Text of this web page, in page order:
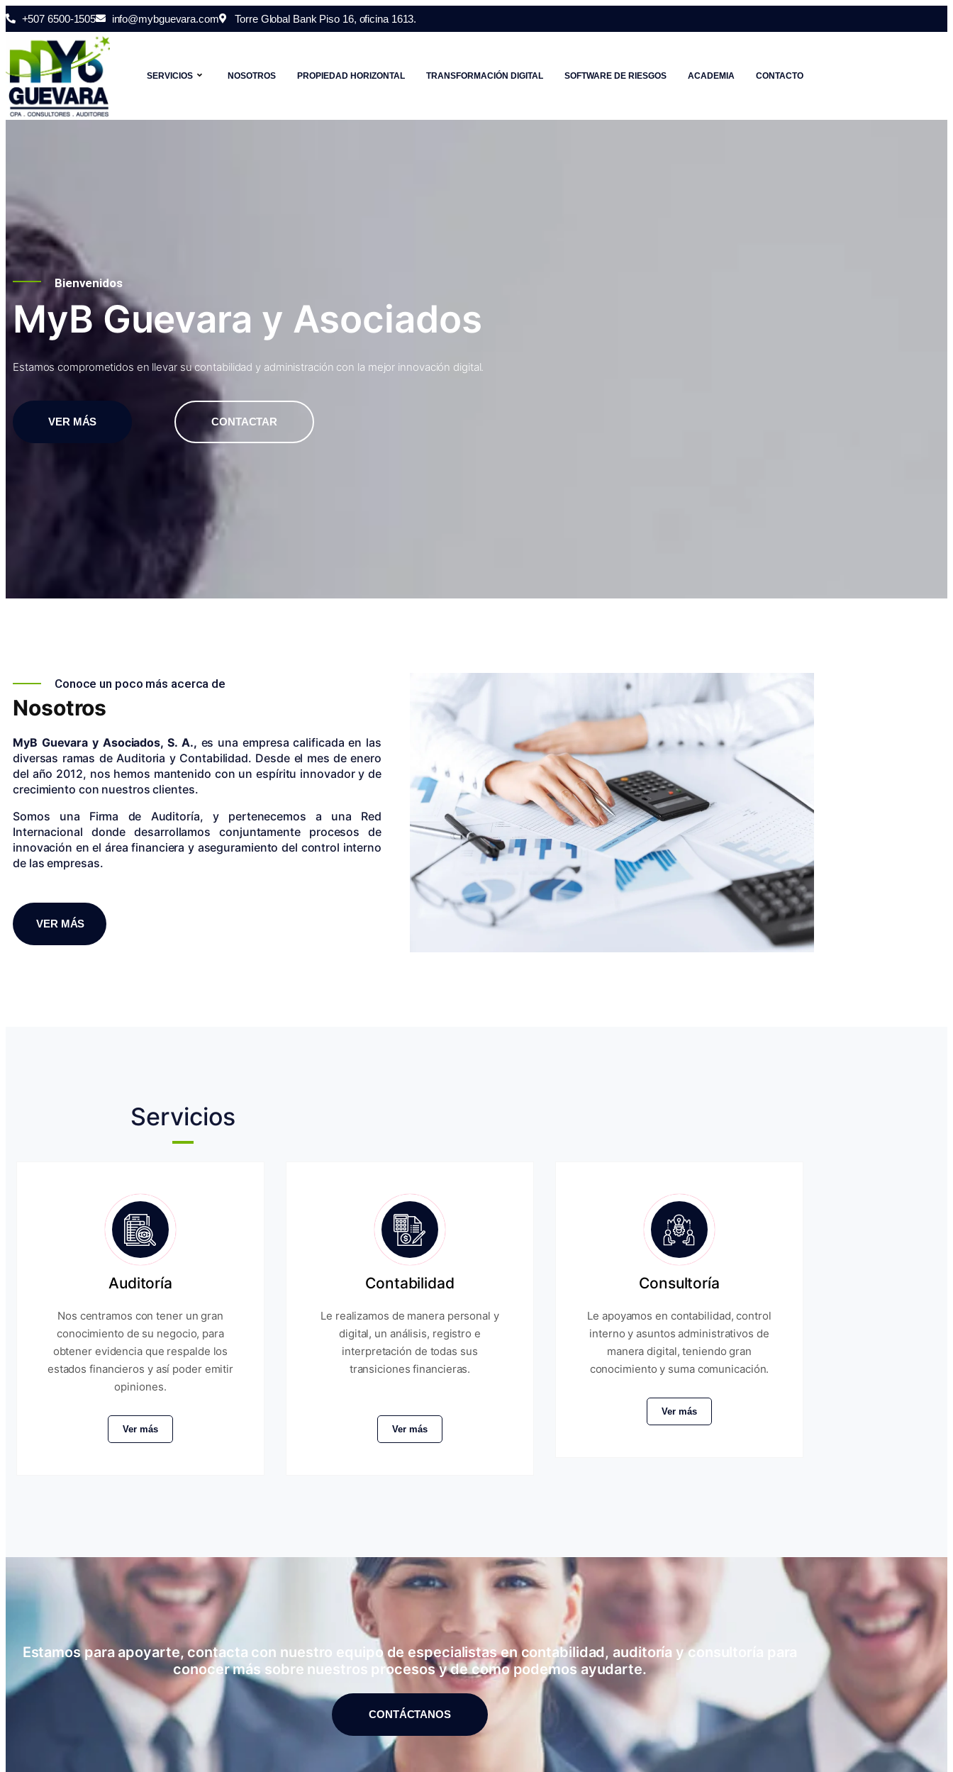
+507 6500-1505 info@mybguevara.com Torre Global Bank Piso 16, oficina 1613.
SERVICIOS NOSOTROS PROPIEDAD HORIZONTAL TRANSFORMACIÓN DIGITAL SOFTWARE DE RIESGOS ACADEMIA CONTACTO
Bienvenidos
MyB Guevara y Asociados
Estamos comprometidos en llevar su contabilidad y administración con la mejor innovación digital.
VER MÁS CONTACTAR
Conoce un poco más acerca de
Nosotros
MyB Guevara y Asociados, S. A., es una empresa calificada en las
diversas ramas de Auditoria y Contabilidad. Desde el mes de enero
del año 2012, nos hemos mantenido con un espíritu innovador y de
crecimiento con nuestros clientes.
Somos una Firma de Auditoría, y pertenecemos a una Red
Internacional donde desarrollamos conjuntamente procesos de
innovación en el área financiera y aseguramiento del control interno
de las empresas.
VER MÁS
Servicios
Auditoría
Nos centramos con tener un gran
conocimiento de su negocio, para
obtener evidencia que respalde los
estados financieros y así poder emitir
opiniones.
Ver más
Contabilidad
Le realizamos de manera personal y
digital, un análisis, registro e
interpretación de todas sus
transiciones financieras.
Ver más
Consultoría
Le apoyamos en contabilidad, control
interno y asuntos administrativos de
manera digital, teniendo gran
conocimiento y suma comunicación.
Ver más
Estamos para apoyarte, contacta con nuestro equipo de especialistas en contabilidad, auditoría y consultoría para
conocer más sobre nuestros procesos y de como podemos ayudarte.
CONTÁCTANOS